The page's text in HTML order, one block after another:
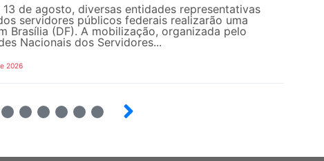
13 de agosto, diversas entidades representativas
servidores públicos federais realizarão uma
Brasília (DF). A mobilização, organizada pelo
Nacionais dos Servidores...
2026